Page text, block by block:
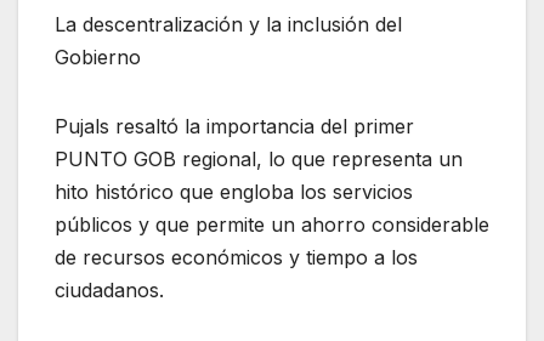
La descentralización y la inclusión del
Gobierno
Pujals resaltó la importancia del primer
PUNTO GOB regional, lo que representa un
hito histórico que engloba los servicios
públicos y que permite un ahorro considerable
de recursos económicos y tiempo a los
ciudadanos.